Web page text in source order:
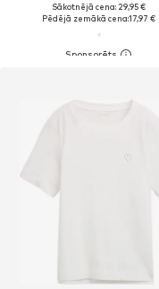
Sākotnējā cena: 29,95 €
Pēdējā zemākā cena:17,97 €